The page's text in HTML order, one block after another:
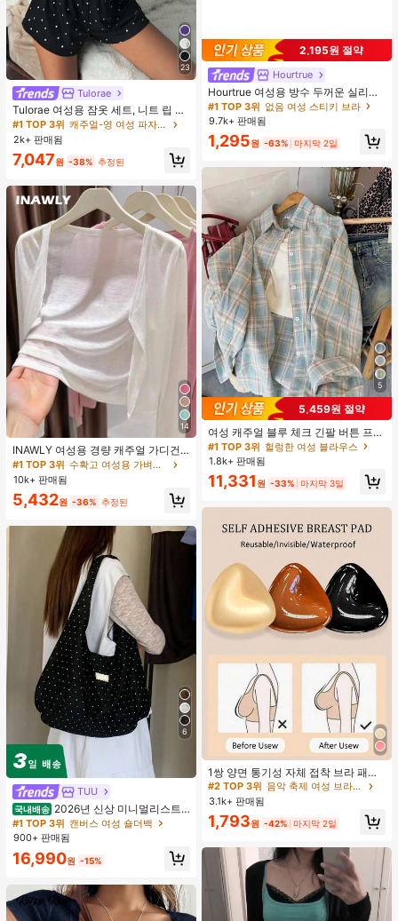
23
Tulorae
Tulorae 여성용 잠옷 세트, 니트 립 원
단, 하트 프린트 대비 레이스 트림, 로
맨틱 달콤 귀여운 섹시 캐미솔 & 반바
지 베이비돌 잠옷 세트 투피스 나이트
세트 섹시 잠옷 세트 여성용 잠옷 롬퍼
투피스 잠옷 세트 여성용 잠옷 세트 도
트 잠옷 세트 잠옷 반바지 세트 투피스
잠옷 세트 여성용 여름 세트 도트 반바
지 세트 여성용 잠옷 세트 반바지 잠옷
세트 여성용 투피스 여름 라운지 세트
#1 TOP 3위
캐주얼-영 여성 파자마 세트
2k+ 판매됨
7,047원 -38% 추정된
14
INAWLY 여성용 경량 캐주얼 가디건,
여름
#1 TOP 3위
수확고 여성용 가벼운 카디건
10k+ 판매됨
5,432원 -36% 추정된
6
TUU
국내배송 2026년 신상 미니멀리스트
도트 캔버스 토트백, 대용량 캐주얼 다
용도 통근 숄더 핸드백
#1 TOP 3위 캔버스 여성 숄더백
900+ 판매됨
16,990원 -15%
2,195원 절약
Hourtrue
Hourtrue 여성용 방수 두꺼운 실리콘
가슴 페탈, 작은 가슴 리프트업 & 푸시
인용, 웨딩 촬영 및 들러리용
#1 TOP 3위 없음 여성 스티키 브라
9.7k+ 판매됨
1,295원 -63% 마지막 2일
5
5,459원 절약
여성 캐주얼 블루 체크 긴팔 버튼 프론
트 폴리에스터 셔츠, 레귤러 핏, 봄 의
류, 편안한 스타일
#1 TOP 3위 헐렁한 여성 블라우스
1.8k+ 판매됨
11,331 원 -33% 마지막 3일
1쌍 양면 통기성 자체 접착 브라 패드,
두꺼워진 삼각형 푸쉬업 디자인, 재사
용 가능, 보이지 않는 비키니 브라 삽
입물, 수영에 적합
#2 TOP 3위
음악 축제 여성 브라 액세서리
거의 매진!
#2 TOP 3위
음악 축제 여성 브라 액세서리
거의 매진!
#2 TOP 3위
음악 축제 여성 브라 액세서리
거의 매진!
#2 TOP 3위
3.1k+ 판매됨
1,793원 -42% 마지막 2일